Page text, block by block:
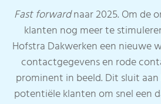
Fast forwardnaar 2025. Om de
klanten nog meer te
Hofstra Dakwerken een nieuwe
contactgegevens en rode
prominent in beeld. Dit sluit
potentiële klanten om snel een